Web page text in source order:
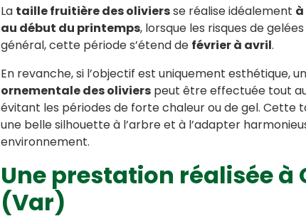
La taille fruitière des oliviersse réalise idéalement à
au début du printemps, lorsque les risques de
général, cette période s’étend de février à avril.
En revanche, si l’objectif est uniquement esthétique,
ornementale des oliviers peut être effectuée tout
évitant les périodes de forte chaleur ou de gel. Cette
une belle silhouette à l’arbre et à l’adapter
environnement.
Une prestation réalisée à
(Var)